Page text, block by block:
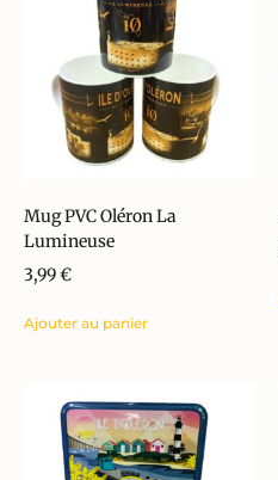
Mug PVC Oléron La
Lumineuse
3,99€
Ajouter au panier